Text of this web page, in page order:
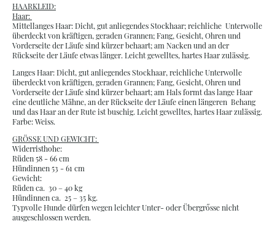
HAARKLEID:
Haar:
Mittellanges Haar: Dicht, gut anliegendes Stockhaar; reichliche Unterwolle
überdeckt von kräftigen, geraden Grannen; Fang, Gesicht, Ohren und
Vorderseite der Läufe sind kürzer behaart; am Nacken und an der
Rückseite der Läufe etwas länger. Leicht gewelltes, hartes Haar zulässig.
Langes Haar: Dicht, gut anliegendes Stockhaar, reichliche Unterwolle
überdeckt von kräftigen, geraden Grannen; Fang, Gesicht, Ohren und
Vorderseite der Läufe sind kürzer behaart; am Hals formt das lange Haar
eine deutliche Mähne, an der Rückseite der Läufe einen längeren Behang
und das Haar an der Rute ist buschig. Leicht gewelltes, hartes Haar zulässig.
Farbe: Weiss.
GRÖSSE UND GEWICHT:
Widerristhohe:
Rüden 58 - 66 cm
Hündinnen 53 - 61 cm
Gewicht:
Rüden ca. 30 – 40 kg
Hündinnen ca. 25 – 35 kg.
Typvolle Hunde dürfen wegen leichter Unter- oder Übergrősse nicht
ausgeschlossen werden.